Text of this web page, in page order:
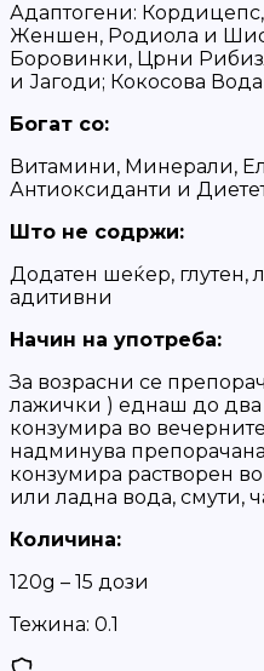
Адаптогени:
Женшен, Родиола и
Боровинки, Црни
и Јагоди; Кокосова
Богат со:
Витамини, Минерали,
Антиоксиданти и
Што не содржи:
Додатен шеќер, глутен,
адитивни
Начин на употреба:
За возрасни се
лажички ) еднаш до два
конзумира во
надминува
конзумира растворен
или ладна вода, смути,
Количина:
120g – 15 дози
Тежина: 0.1